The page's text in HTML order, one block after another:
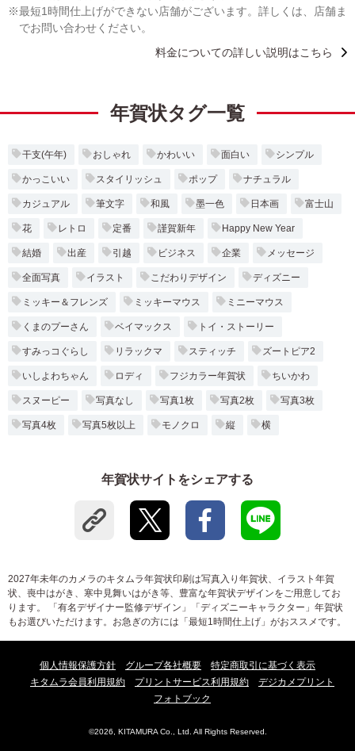
最短1時間仕上げができない店舗がございます。詳しくは、店舗ま
でお問い合わせください。
料金についての詳しい説明はこちら
年賀状タグ一覧
干支(午年) おしゃれ かわいい 面白い シンプル
かっこいい スタイリッシュ ポップ ナチュラル
カジュアル 筆文字 和風 墨一色 日本画 富士山
花 レトロ 定番 謹賀新年 Happy New Year
結婚 出産 引越 ビジネス 企業 メッセージ
全面写真 イラスト こだわりデザイン ディズニー
ミッキー＆フレンズ ミッキーマウス ミニーマウス
くまのプーさん ベイマックス トイ・ストーリー
すみっコぐらし リラックマ スティッチ ズートピア2
いしよわちゃん ロディ フジカラー年賀状 ちいかわ
スヌーピー 写真なし 写真1枚 写真2枚 写真3枚
写真4枚 写真5枚以上 モノクロ 縦 横
年賀状サイトをシェアする
2027年未年のカメラのキタムラ年賀状印刷は写真入り年賀状、イラスト年賀
状、喪中はがき、寒中見舞いはがき等、豊富な年賀状デザインをご用意してお
ります。 「有名デザイナー監修デザイン」「ディズニーキャラクター」年賀状
もお選びいただけます。お急ぎの方には「最短1時間仕上げ」がおススメです。
個人情報保護方針 グループ各社概要
特定商取引に基づく表示
キタムラ会員利用規約
プリントサービス利用規約
デジカメプリント
フォトブック
©2026, KITAMURA Co., Ltd. All Rights Reserved.